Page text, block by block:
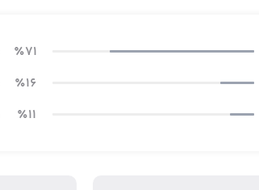
٪71
٪16
٪11